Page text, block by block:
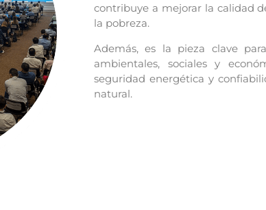
contribuye a mejorar la calidad
la pobreza.
Además, es la pieza clave
ambientales, sociales y
seguridad energética y
natural.